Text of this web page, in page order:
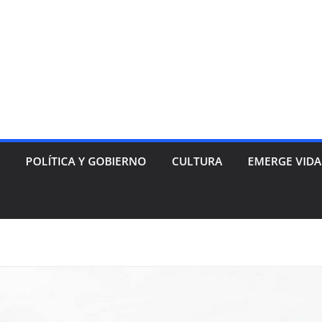
POLÍTICA Y GOBIERNO CULTURA EMERGE VIDA